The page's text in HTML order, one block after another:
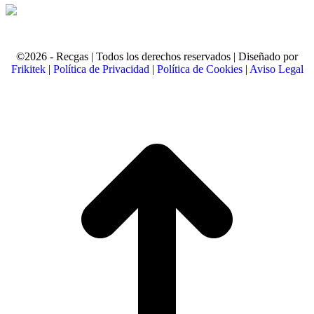
©2026 - Recgas | Todos los derechos reservados | Diseñado por
Frikitek| Política de Privacidad | Política de Cookies| Aviso Legal